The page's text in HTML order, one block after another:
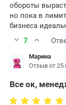
обороты
но пока в
бизнеса
7
Марина
Отзыв от
Все ок,